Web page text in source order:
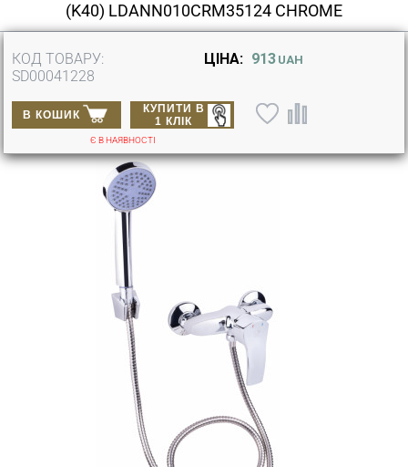
(K40) LDANN010CRM35124 CHROME
КОД ТОВАРУ:
SD00041228
ЦІНА: 913 UAH
В КОШИК
КУПИТИ В
1 КЛІК
Є В НАЯВНОСТІ